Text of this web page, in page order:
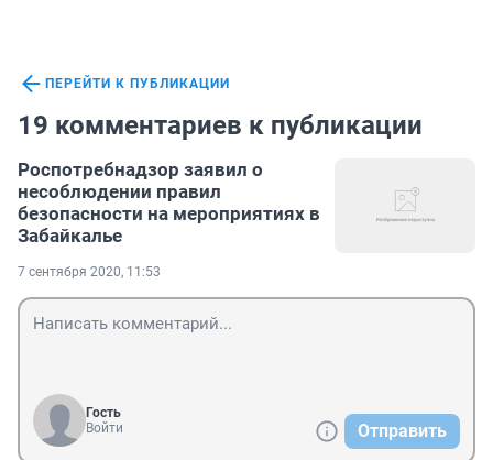
ПЕРЕЙТИ К ПУБЛИКАЦИИ
19 комментариев к публикации
Роспотребнадзор заявил о
несоблюдении правил
безопасности на мероприятиях в
Забайкалье
7 сентября 2020, 11:53
Гость
Войти
Отправить